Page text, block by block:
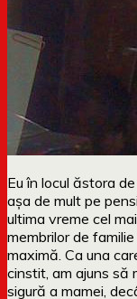
Eu în locul ăstora
așa de mult pe
ultima vreme cel
membrilor de
maximă. Ca una
cinstit, am ajuns să
sigură a mamei,